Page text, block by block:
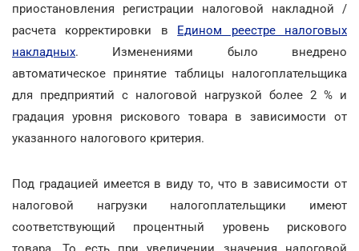
приостановления регистрации налоговой накладной /
расчета корректировки в Едином реестре налоговых
накладных. Изменениями было внедрено
автоматическое принятие таблицы налогоплательщика
для предприятий с налоговой нагрузкой более 2 % и
градация уровня рискового товара в зависимости от
указанного налогового критерия.
Под градацией имеется в виду то, что в зависимости от
налоговой нагрузки налогоплательщики имеют
соответствующий процентный уровень рискового